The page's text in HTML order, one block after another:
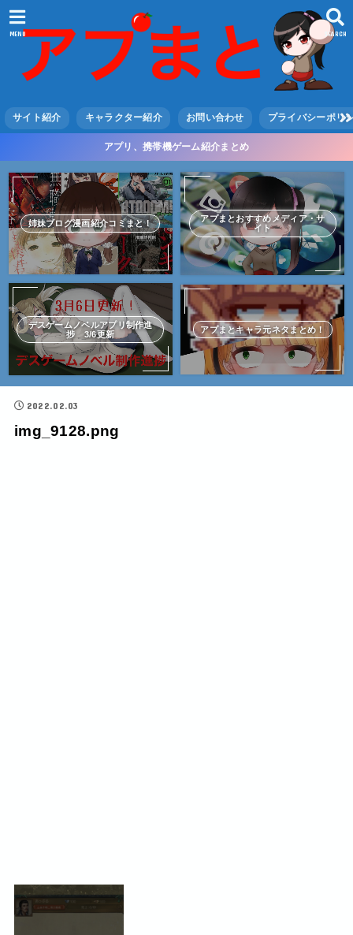
SEARCH
MENU
サイト紹介 キャラクター紹介 お問い合わせ プライバシーポリ
アプリ、携帯機ゲーム紹介まとめ
姉妹ブログ漫画紹介コミまと！
アプまとおすすめメディア・サ
イト
デスゲームノベルアプリ制作進
捗 3/6更新
アプまとキャラ元ネタまとめ！
2022.02.03
img_9128.png